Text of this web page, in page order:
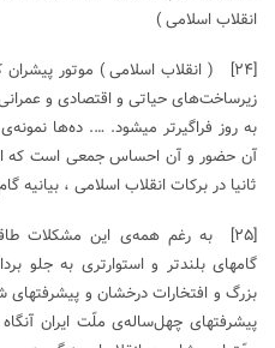
انقلاب اسلامی )
[۲۴]
( انقلاب اسلامی ) موتور
زیرساخت‌های حیاتی و اقتصادی و
به روز فراگیرتر میشود. …. ده‌ها
آن حضور و آن احساس جمعی است که
ثانیا در برکات انقلاب اسلامی ، بیانیه
[۲۵]
به رغم همه‌ی این مشکلات
گامهای بلندتر و استوارتری به جلو
بزرگ و افتخارات درخشان و
پیشرفتهای چهل‌ساله‌ی ملّت ایران